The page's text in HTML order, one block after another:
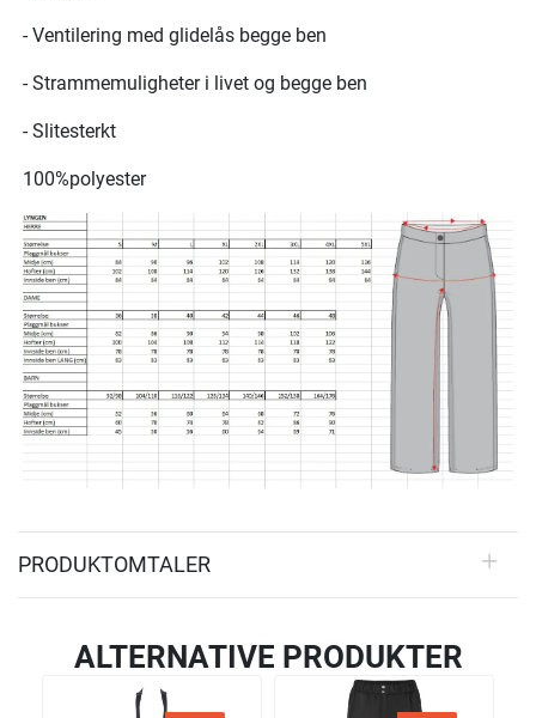
- Ventilering med glidelås begge ben
- Strammemuligheter i livet og begge ben
- Slitesterkt
100%polyester
PRODUKTOMTALER
ALTERNATIVE PRODUKTER